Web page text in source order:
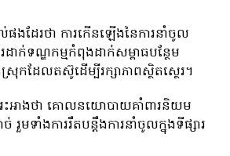
ងដែរថា ការកើនឡើងនៃការនាំចូល
ាក់ទណ្ឌកម្មកំពុងដាក់សម្ពាធបន្ថែម
កដែលតស៊ូដើម្បីរក្សាភាពស្ថិតស្ថេរ។
អាងថា គោលនយោបាយគាំពារនិយម
រួមទាំងការរឹតបន្តឹងការនាំចូលក្នុងទីផ្សារ